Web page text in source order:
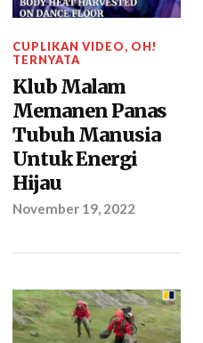
CUPLIKAN VIDEO, OH!
TERNYATA
Klub Malam
Memanen Panas
Tubuh Manusia
Untuk Energi
Hijau
November 19, 2022